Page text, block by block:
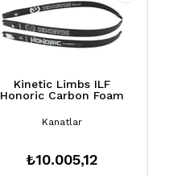
Kinetic Limbs ILF
Honoric Carbon Foam
Kanatlar
₺10.005,12